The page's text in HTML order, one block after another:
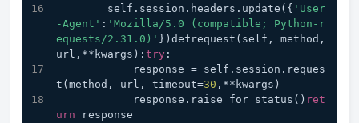
        self.session.headers.update({
'User
-Agent' : 'Mozilla/5.0 (compatible; Python-r
equests/2.31.0)' })defrequest(self, method,
url,**kwargs): try :
t(method, url, timeout=30 ,**kwargs)
            response.raise_for_status()
ret
urn response